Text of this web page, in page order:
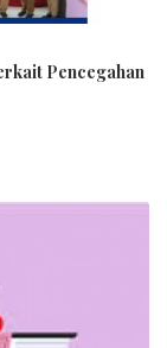
Pencegahan